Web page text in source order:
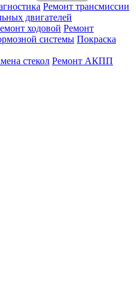
Ремонт трансмиссии
двигателей
ходовой Ремонт
системы Покраска
стекол Ремонт АКПП